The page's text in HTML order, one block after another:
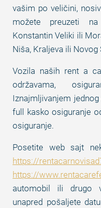
vašim po veličini,
možete preuzeti
Konstantin Veliki ili
Niša, Kraljeva ili Novog
Vozila naših rent a
održavama,
Iznajmljivanjem
full kasko osiguranje
osiguranje.
Posetite web sajt
https://
https://
automobil ili drugo
unapred pošaljete